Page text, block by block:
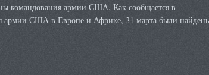
командования армии США. Как сообщается в
армии США в Европе и Африке, 31 марта были